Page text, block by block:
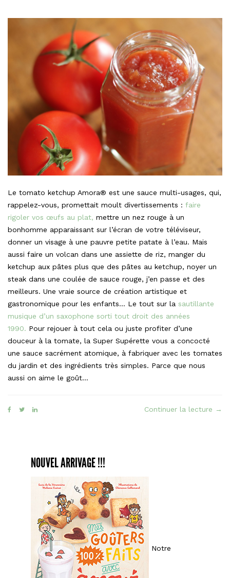
Le tomato ketchup Amora® est une sauce multi-usages, qui,
rappelez-vous, promettait moult divertissements : faire
rigoler vos œufs au plat, mettre un nez rouge à un
bonhomme apparaissant sur l’écran de votre téléviseur,
donner un visage à une pauvre petite patate à l’eau. Mais
aussi faire un volcan dans une assiette de riz, manger du
ketchup aux pâtes plus que des pâtes au ketchup, noyer un
steak dans une coulée de sauce rouge, j’en passe et des
meilleurs. Une vraie source de création artistique et
gastronomique pour les enfants… Le tout sur la sautillante
musique d’un saxophone sorti tout droit des années
1990. Pour rejouer à tout cela ou juste profiter d’une
douceur à la tomate, la Super Supérette vous a concocté
une sauce sacrément atomique, à fabriquer avec les tomates
du jardin et des ingrédients très simples. Parce que nous
aussi on aime le goût…
Continuer la lecture «
→
NOUVEL ARRIVAGE !!!
Notre